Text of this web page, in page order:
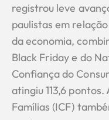
registrou leve
paulistas em
da economia,
Black Friday e do
Confiança do
atingiu 113,6
Famílias (ICF)